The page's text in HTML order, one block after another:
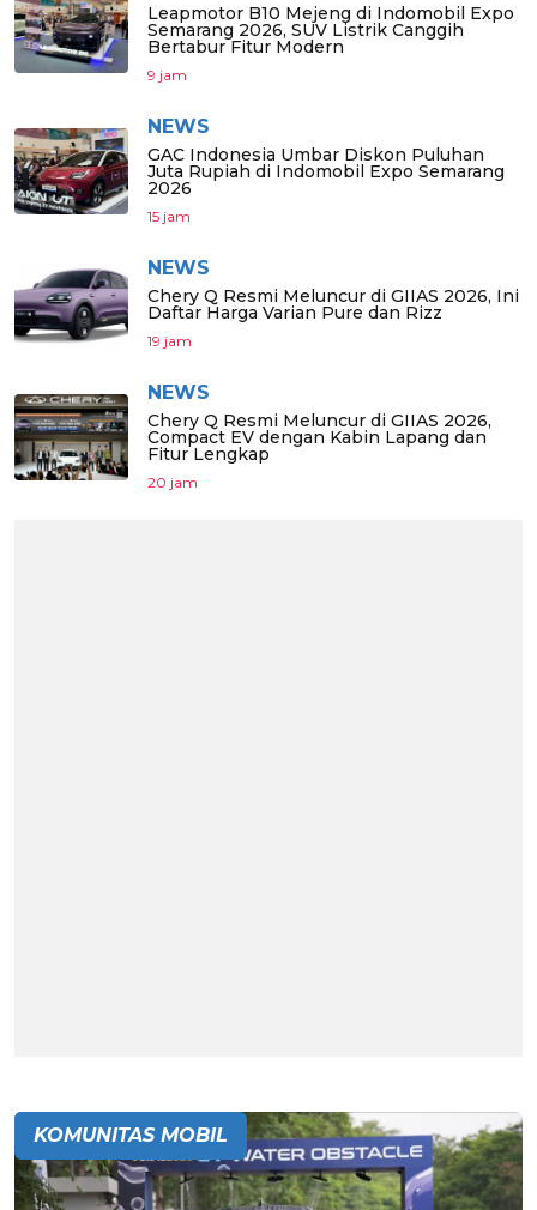
Leapmotor B10 Mejeng di Indomobil Expo
Semarang 2026, SUV Listrik Canggih
Bertabur Fitur Modern
9 jam
NEWS
GAC Indonesia Umbar Diskon Puluhan
Juta Rupiah di Indomobil Expo Semarang
2026
15 jam
NEWS
Chery Q Resmi Meluncur di GIIAS 2026, Ini
Daftar Harga Varian Pure dan Rizz
19 jam
NEWS
Chery Q Resmi Meluncur di GIIAS 2026,
Compact EV dengan Kabin Lapang dan
Fitur Lengkap
20 jam
KOMUNITAS MOBIL